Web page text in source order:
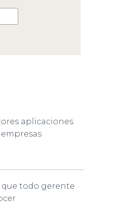
aplicaciones
que todo gerente